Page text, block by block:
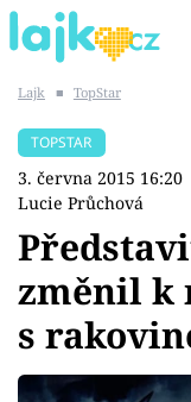
SHOPAHOLICADEL
Témata
Showbyznys
Lajk ■ TopStar
TOPSTAR
3. června 2015 16:20
Lucie Průchová
změnil k
s